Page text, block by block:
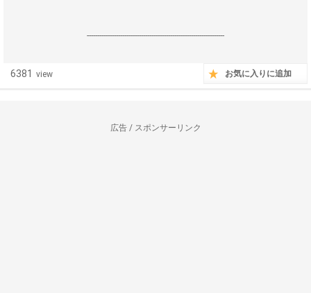
------------------------------------------------------------------
6381 view お気に入りに追加
広告 / スポンサーリンク